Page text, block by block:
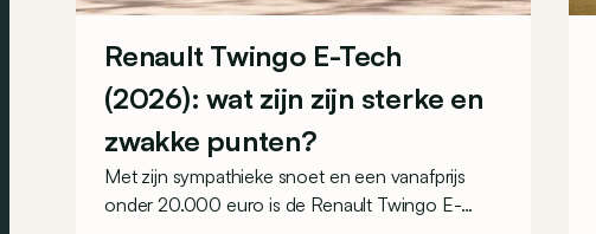
Renault Twingo E-Tech
(2026): wat zijn zijn sterke en
zwakke punten?
Met zijn sympathieke snoet en een vanafprijs
onder 20.000 euro is de Renault Twingo E-